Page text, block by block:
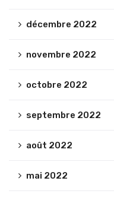
décembre 2022
novembre 2022
octobre 2022
septembre 2022
août 2022
mai 2022